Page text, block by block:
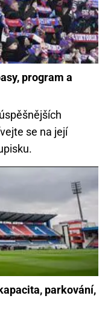
program a
se na její
parkování,